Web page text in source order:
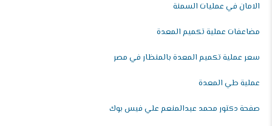
الامان في عمليات السمنة
مضاعفات عملية تكميم المعدة
سعر عملية تكميم المعدة بالمنظار في مصر
عملية طي المعدة
صفحة دكتور محمد عبدالمنعم علي فيس بوك